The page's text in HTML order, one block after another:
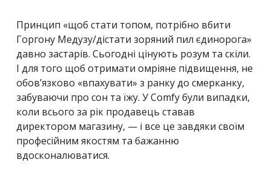
Принцип «щоб стати топом, потрібно вбити
Горгону Медузу/дістати зоряний пил єдинорога»
давно застарів. Сьогодні цінують розум та скіли.
І для того щоб отримати омріяне підвищення, не
обов’язково «впахувати» з ранку до смерканку,
забуваючи про сон та їжу. УComfy були випадки,
коли всього за рік продавець ставав
директором магазину, — і все це завдяки своїм
професійним якостям та бажанню
вдосконалюватися.